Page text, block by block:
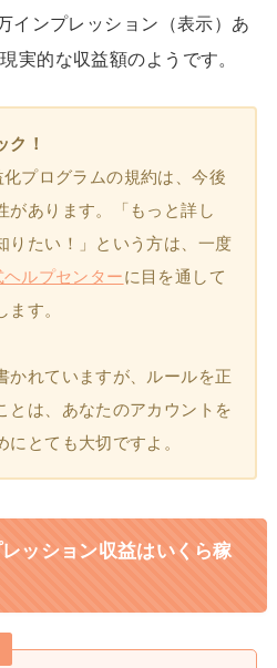
インプレッション（表示）あ
実的な収益額のようです。
ク！
プログラムの規約は、今後
があります。「もっと詳し
りたい！」という方は、一度
ルプセンターに目を通して
す。
かれていますが、ルールを正
とは、あなたのアカウントを
とても大切ですよ。
ッション収益はいくら稼